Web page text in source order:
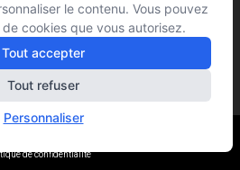
de confidentialité
le contenu. Vous pouvez
cookies que vous autorisez.
Tout accepter
Tout refuser
Personnaliser